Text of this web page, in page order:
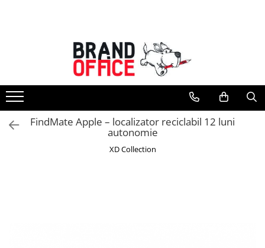
Unitate Protejata - PRODUCTIE
Hartie copiator si produse
tipografice
Produse consumabile din hartie
Detergenti si dezinfectanti
FindMate Apple – localizator reciclabil 12 luni
autonomie
XD Collection